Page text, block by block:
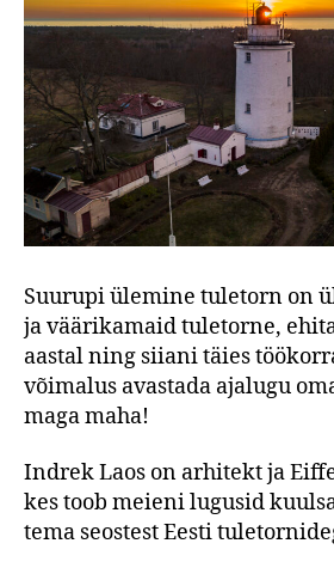
Suurupi ülemine tuletorn on
ja väärikamaid tuletorne,
aastal ning siiani täies
võimalus avastada ajalugu
maga maha!
Indrek Laos on arhitekt ja
kes toob meieni lugusid
tema seostest Eesti